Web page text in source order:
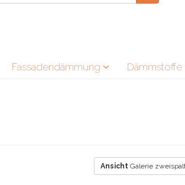
Fassadendämmung Dämmstoffe
Ansicht Galerie